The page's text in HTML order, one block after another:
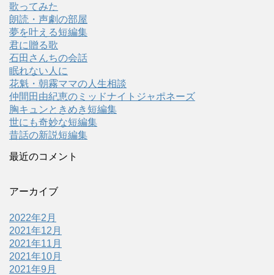
歌ってみた
朗読・声劇の部屋
夢を叶える短編集
君に贈る歌
石田さんちの会話
眠れない人に
花魁・朝霧ママの人生相談
仲間田由紀恵のミッドナイトジャポネーズ
胸キュンときめき短編集
世にも奇妙な短編集
昔話の新説短編集
最近のコメント
アーカイブ
2022年2月
2021年12月
2021年11月
2021年10月
2021年9月